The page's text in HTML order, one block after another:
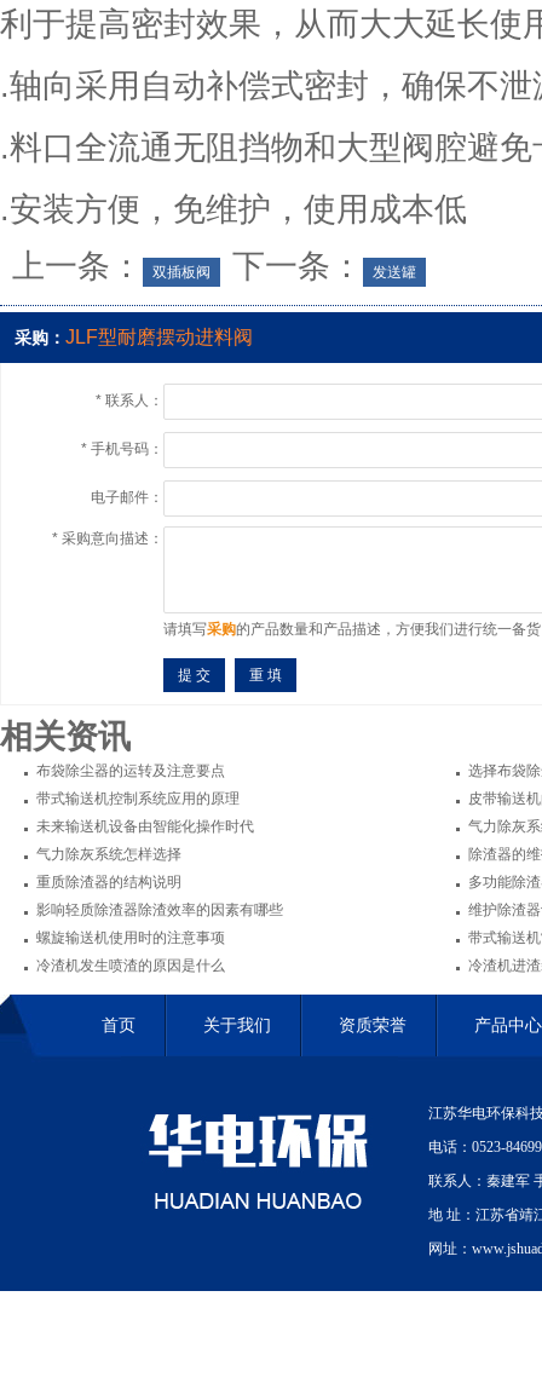
利于提高密封效果，从而大大延长使
.轴向采用自动补偿式密封，确保不泄
.料口全流通无阻挡物和大型阀腔避免
.安装方便，免维护，使用成本低
上一条：
双插板阀 下一条： 发送罐
采购： JLF型耐磨摆动进料阀
* 联系人：
* 手机号码：
电子邮件：
* 采购意向描述：
请填写采购的产品数量和产品描述，方便我们进行统一备
相关资讯
布袋除尘器的运转及注意要点
选择布袋
带式输送机控制系统应用的原理
皮带输送
未来输送机设备由智能化操作时代
气力除灰
气力除灰系统怎样选择
除渣器的
重质除渣器的结构说明
多功能除
影响轻质除渣器除渣效率的因素有哪些
维护除渣
螺旋输送机使用时的注意事项
带式输送
冷渣机发生喷渣的原因是什么
冷渣机进
首页 关于我们 资质荣誉 产品中心
江苏华电环保科
电话：0523-
联系人：秦建军
地 址：江苏省靖
网址：